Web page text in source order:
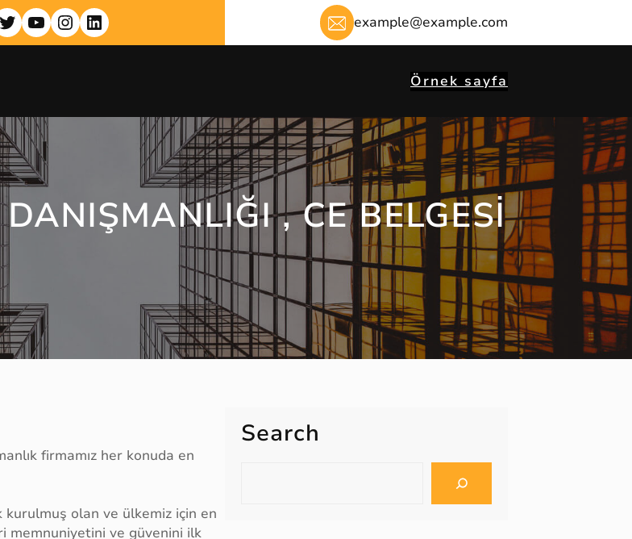
YouTube Instagram LinkedIn example@example.com
Örnek sayfa
, CE BELGESI
firmamız her konuda en
olan ve ülkemiz için en
memnuniyetini ve güvenini ilk
Search